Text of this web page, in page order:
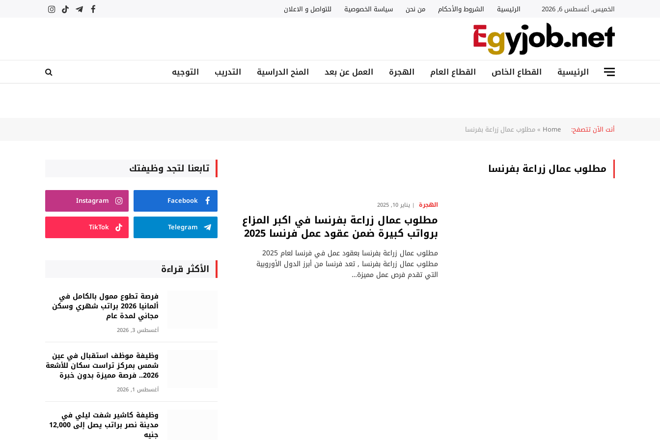
الخميس, أغسطس 6, 2026 الرئيسية الشروط والأحكام من نحن سياسة الخصوصية للتواصل و الاعلان فيسبوكتيلقرامتيكتوكالانستغرام
الرئيسية القطاع الخاص القطاع العام الهجرة العمل عن بعد المنح الدراسية التدريب التوجيه
أنت الآن تتصفح: Home
»مطلوب عمال زراعة بفرنسا
مطلوب عمال زراعة بفرنسا
الهجرة يناير 10, 2025
مطلوب عمال زراعة بفرنسا في اكبر المزاع
برواتب كبيرة ضمن عقود عمل فرنسا 2025
مطلوب عمال زراعة بفرنسا بعقود عمل في فرنسا لعام 2025
مطلوب عمال زراعة بفرنسا , تعد فرنسا من أبرز الدول الأوروبية
التي تقدم فرص عمل مميزة…
تابعنا لتجد وظيفتك
Facebook
Instagram
Telegram
TikTok
الأكثر قراءة
فرصة تطوع ممول بالكامل في
ألمانيا 2026 براتب شهري وسكن
مجاني لمدة عام
أغسطس 3, 2026
وظيفة موظف استقبال في عين
شمس بمركز تراست سكان للأشعة
2026.. فرصة مميزة بدون خبرة
أغسطس 1, 2026
وظيفة كاشير شفت ليلي في
مدينة نصر براتب يصل إلى 12,000
جنيه